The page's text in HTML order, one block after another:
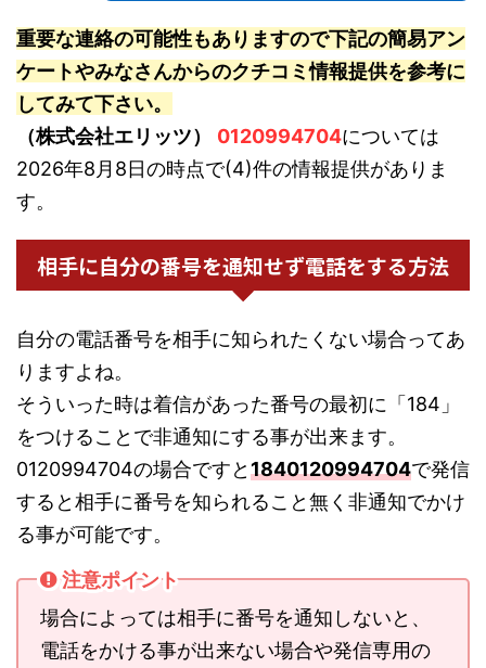
重要な連絡の可能性もありますので下記の簡易アン
ケートやみなさんからのクチコミ情報提供を参考に
してみて下さい。
（株式会社エリッツ）
0120994704については
2026年8月8日の時点で(4)件の情報提供がありま
す。
相手に自分の番号を通知せず電話をする方法
自分の電話番号を相手に知られたくない場合ってあ
りますよね。
そういった時は着信があった番号の最初に「184」
をつけることで非通知にする事が出来ます。
0120994704の場合ですと1840120994704で発信
すると相手に番号を知られること無く非通知でかけ
る事が可能です。
注意ポイント
場合によっては相手に番号を通知しないと、
電話をかける事が出来ない場合や発信専用の